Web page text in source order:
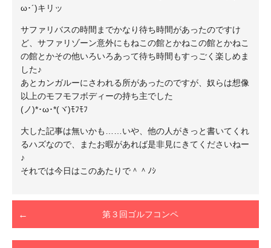
ω･´)キリッ
サファリバスの時間までかなり待ち時間があったのですけ
ど、サファリゾーン意外にもねこの館とかねこの館とかねこ
の館とかその他いろいろあって待ち時間もすっごく楽しめま
した♪
あとカンガルーにさわれる所があったのですが、奴らは想像
以上のモフモフボディーの持ち主でした
(ノ)*･ω･*(ヾ)ﾓﾌﾓﾌ
大した記事は無いかも……いや、他の人がきっと書いてくれ
るハズなので、またお暇があれば是非見にきてくださいねー
♪
それでは今日はこのあたりで＾＾ﾉｼ
第３回ゴルフコンペ